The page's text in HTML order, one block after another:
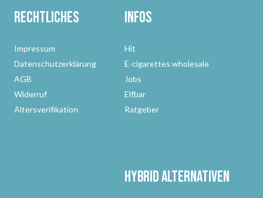
Rechtliches
Impressum
Datenschutzerklärung
AGB
Widerruf
Altersverifikation
Infos
Hit
E-cigarettes wholesale
Jobs
Elfbar
Ratgeber
Hybrid Alternativen